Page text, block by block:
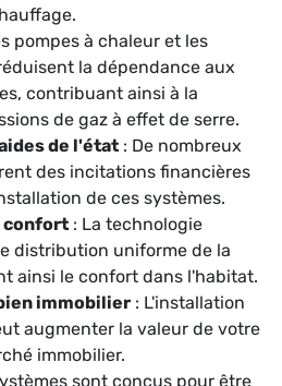
pompes à chaleur et les
la dépendance aux
contribuant ainsi à la
de gaz à effet de serre.
de l'état : De nombreux
des incitations financières
de ces systèmes.
confort : La technologie
distribution uniforme de la
ainsi le confort dans l'habitat.
immobilier : L'installation
augmenter la valeur de votre
immobilier.
sont conçus pour être